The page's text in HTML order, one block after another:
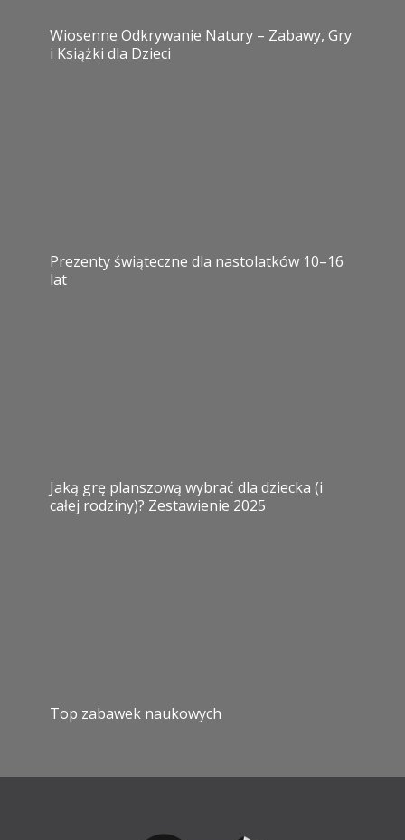
Wiosenne Odkrywanie Natury – Zabawy, Gry
i Książki dla Dzieci
Prezenty świąteczne dla nastolatków 10–16
lat
Jaką grę planszową wybrać dla dziecka (i
całej rodziny)? Zestawienie 2025
Top zabawek naukowych